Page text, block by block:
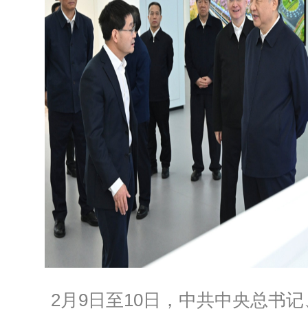
2月9日至10日，中共中央总书